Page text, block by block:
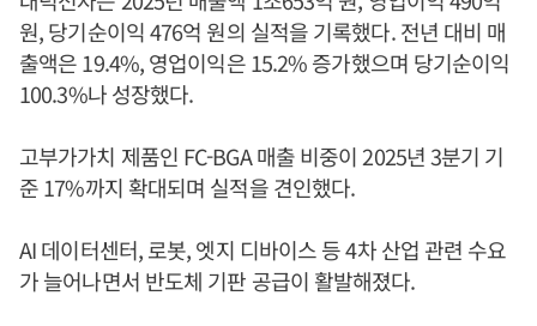
원, 당기순이익 476억 원의 실적을 기록했다. 전년 대비 매
출액은 19.4%, 영업이익은 15.2% 증가했으며 당기순이익
100.3%나 성장했다.
고부가가치 제품인 FC-BGA 매출 비중이 2025년 3분기 기
준 17%까지 확대되며 실적을 견인했다.
AI 데이터센터, 로봇, 엣지 디바이스 등 4차 산업 관련 수요
가 늘어나면서 반도체 기판 공급이 활발해졌다.